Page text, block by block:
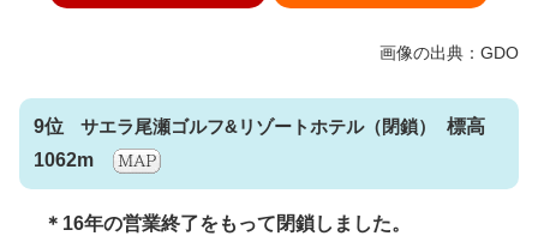
9位 サエラ尾瀬ゴルフ&リゾートホテル
標高
1062m
＊16年の営業終了をもって閉鎖しました。